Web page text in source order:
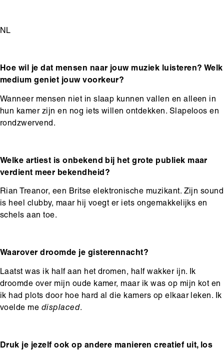
Main
NL
Hoe wil je dat mensen naar jouw muziek luisteren? Welk
medium geniet jouw voorkeur?
Wanneer mensen niet in slaap kunnen vallen en alleen in
hun kamer zijn en nog iets willen ontdekken. Slapeloos en
rondzwervend.
Welke artiest is onbekend bij het grote publiek maar
verdient meer bekendheid?
Rian Treanor, een Britse elektronische muzikant. Zijn sound
is heel clubby, maar hij voegt er iets ongemakkelijks en
schels aan toe.
Waarover droomde je gisterennacht?
Laatst was ik half aan het dromen, half wakker ijn. Ik
droomde over mijn oude kamer, maar ik was op mijn kot en
ik had plots door hoe hard al die kamers op elkaar leken. Ik
voelde me displaced.
Druk je jezelf ook op andere manieren creatief uit, los